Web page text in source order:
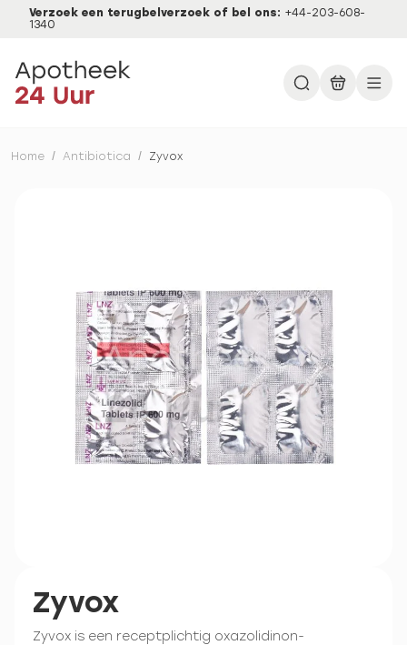
Verzoek een terugbelverzoek of bel ons: +44-203-608-
1340
Home / Antibiotica / Zyvox
Zyvox
Zyvox is een receptplichtig oxazolidinon-